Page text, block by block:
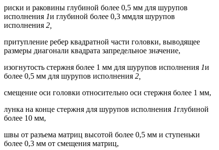
риски и раковины глубиной более 0,5 мм для шурупов
исполнения 1и глубиной более 0,3 ммдля шурупов
исполнения 2,
притупление ребер квадратной части головки, выводящее
размеры диагонали квадрата запредельное значение,
изогнутость стержня более 1 мм для шурупов исполнения 1и
более 0,5 мм для шурупов исполнения 2,
смещение оси головки относительно оси стержня более 1 мм,
лунка на конце стержня для шурупов исполнения 1глубиной
более 10 мм,
швы от разъема матриц высотой более 0,5 мм и ступеньки
более 0,3 мм от смещения матриц,